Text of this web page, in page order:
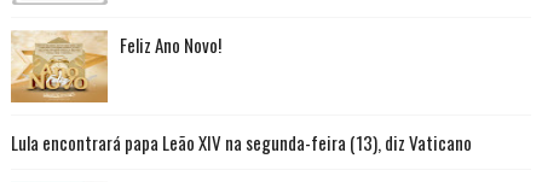
Feliz Ano Novo!
Lula encontrará papa Leão XIV na segunda-feira (13), diz Vaticano